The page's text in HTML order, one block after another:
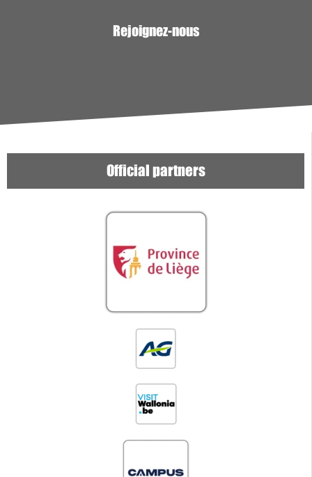
Rejoignez-nous
Official partners